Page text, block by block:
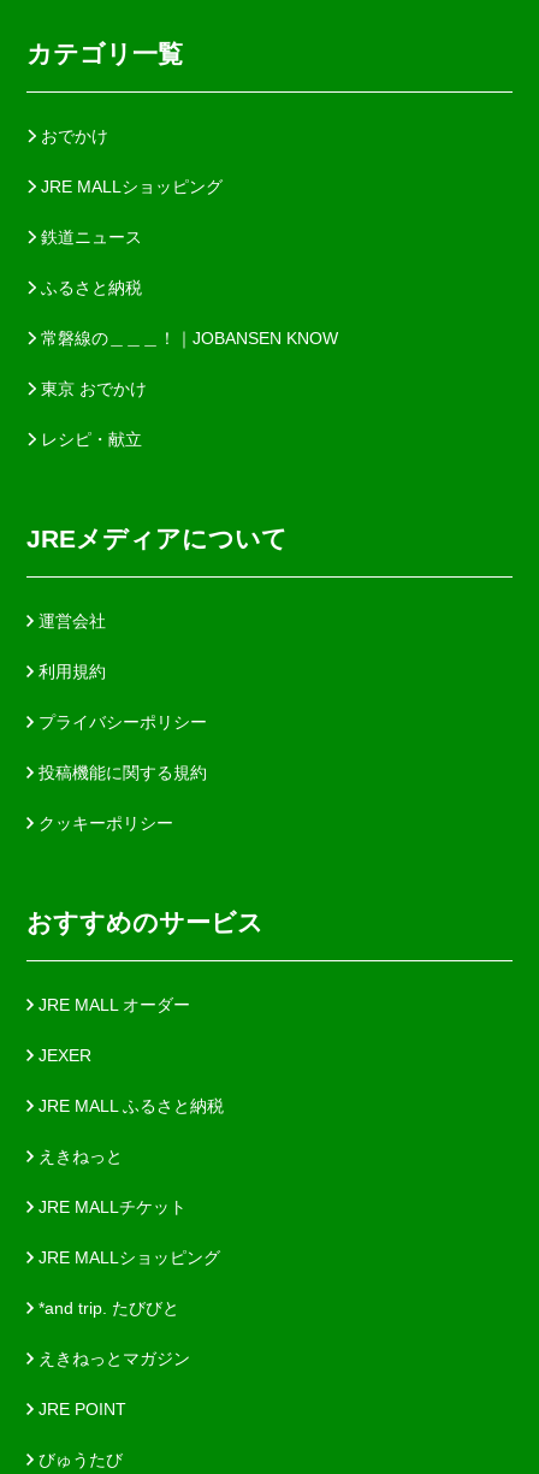
カテゴリ一覧
おでかけ
JRE MALLショッピング
鉄道ニュース
ふるさと納税
常磐線の＿＿＿！｜JOBANSEN KNOW
東京 おでかけ
レシピ・献立
JREメディアについて
運営会社
利用規約
プライバシーポリシー
投稿機能に関する規約
クッキーポリシー
おすすめのサービス
JRE MALL オーダー
JEXER
JRE MALL ふるさと納税
えきねっと
JRE MALLチケット
JRE MALLショッピング
*and trip. たびびと
えきねっとマガジン
JRE POINT
びゅうたび